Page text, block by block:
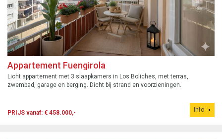
Appartement Fuengirola
Licht appartement met 3 slaapkamers in Los Boliches, met terras,
zwembad, garage en berging. Dicht bij strand en voorzieningen.
PRIJS vanaf: € 458.000,- Info